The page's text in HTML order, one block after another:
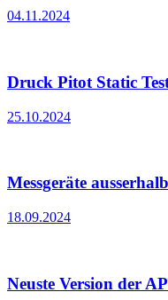
04.11.2024
Druck Pitot Static
25.10.2024
Messgeräte
18.09.2024
Neuste Version der